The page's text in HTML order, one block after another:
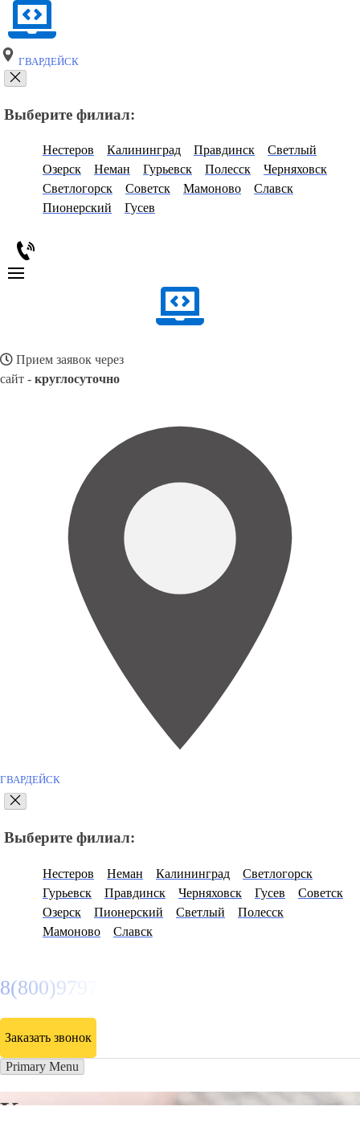
ГВАРДЕЙСК
Выберите филиал:
Нестеров Калининград Правдинск
Светлый
Озерск
Неман Гурьевск Полесск
Черняховск
Светлогорск
Советск Мамоново
Славск
Пионерский
Гусев
Прием заявок через
сайт - круглосуточно
ГВАРДЕЙСК
Выберите филиал:
Нестеров Неман Калининград
Светлогорск
Гурьевск
Правдинск Черняховск Гусев
Советск
Озерск
Пионерский Светлый
Полесск
Мамоново
Славск
8(800)9797043
Заказать звонок
Primary Menu
Курсы программирования в